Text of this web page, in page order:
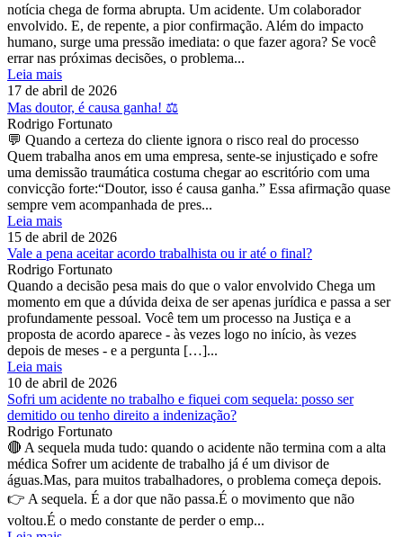
notícia chega de forma abrupta. Um acidente. Um colaborador
envolvido. E, de repente, a pior confirmação. Além do impacto
humano, surge uma pressão imediata: o que fazer agora? Se você
errar nas próximas decisões, o problema...
Leia mais
17 de abril de 2026
Mas doutor, é causa ganha! ⚖️
Rodrigo Fortunato
💬 Quando a certeza do cliente ignora o risco real do processo
Quem trabalha anos em uma empresa, sente-se injustiçado e sofre
uma demissão traumática costuma chegar ao escritório com uma
convicção forte:“Doutor, isso é causa ganha.” Essa afirmação quase
sempre vem acompanhada de pres...
Leia mais
15 de abril de 2026
Vale a pena aceitar acordo trabalhista ou ir até o final?
Rodrigo Fortunato
Quando a decisão pesa mais do que o valor envolvido Chega um
momento em que a dúvida deixa de ser apenas jurídica e passa a ser
profundamente pessoal. Você tem um processo na Justiça e a
proposta de acordo aparece - às vezes logo no início, às vezes
depois de meses - e a pergunta […]...
Leia mais
10 de abril de 2026
Sofri um acidente no trabalho e fiquei com sequela: posso ser
demitido ou tenho direito a indenização?
Rodrigo Fortunato
🔴 A sequela muda tudo: quando o acidente não termina com a alta
médica Sofrer um acidente de trabalho já é um divisor de
águas.Mas, para muitos trabalhadores, o problema começa depois.
👉 A sequela. É a dor que não passa.É o movimento que não
voltou.É o medo constante de perder o emp...